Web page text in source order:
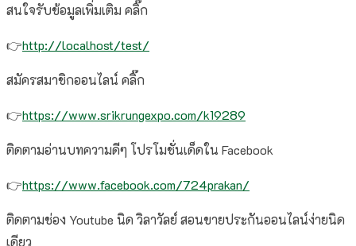
สนใจรับข้อมูลเพิ่มเติม คลิ๊ก
👉http://localhost/test/
สมัครสมาชิกออนไลน์ คลิ๊ก
👉https://www.srikrungexpo.com/k19289
ติดตามอ่านบทความดีๆ โปรโมชั่นเด็ดใน Facebook
👉https://www.facebook.com/724prakan/
ติดตามช่อง Youtube นิด วิลาวัลย์ สอนขายประกันออนไลน์ง่ายนิด
เดียว